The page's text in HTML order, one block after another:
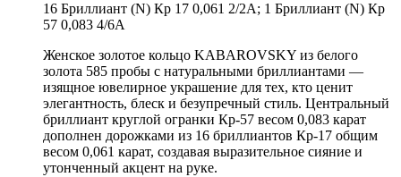
16 Бриллиант (N) Кр 17 0,061 2/2А; 1 Бриллиант (N) Кр
57 0,083 4/6А
Женское золотое кольцо KABAROVSKY из белого
золота 585 пробы с натуральными бриллиантами —
изящное ювелирное украшение для тех, кто ценит
элегантность, блеск и безупречный стиль. Центральный
бриллиант круглой огранки Кр-57 весом 0,083 карат
дополнен дорожками из 16 бриллиантов Кр-17 общим
весом 0,061 карат, создавая выразительное сияние и
утонченный акцент на руке.